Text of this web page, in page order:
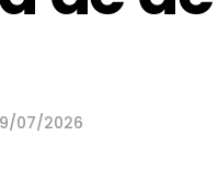
07/2026